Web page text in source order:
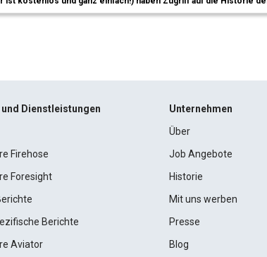
Dienstleistungen
Firehose
Foresight
Berichte
Aviator
Unternehmen
Über
Job Angebote
Historie
Mit uns werben
Presse
Blog